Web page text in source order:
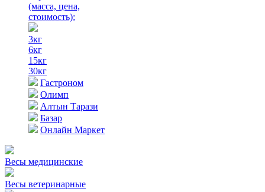
(масса, цена,
стоимость):
3кг
6кг
15кг
30кг
Гастроном
Олимп
Алтын Тарази
Базар
Онлайн Маркет
Весы медицинские
Весы ветеринарные